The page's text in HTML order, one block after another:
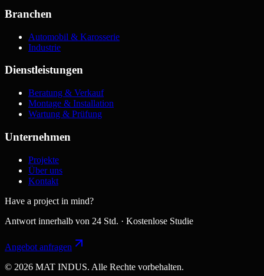
Branchen
Automobil & Karosserie
Industrie
Dienstleistungen
Beratung & Verkauf
Montage & Installation
Wartung & Prüfung
Unternehmen
Projekte
Über uns
Kontakt
Have a project in mind?
Antwort innerhalb von 24 Std. · Kostenlose Studie
Angebot anfragen
© 2026 MAT INDUS. Alle Rechte vorbehalten.